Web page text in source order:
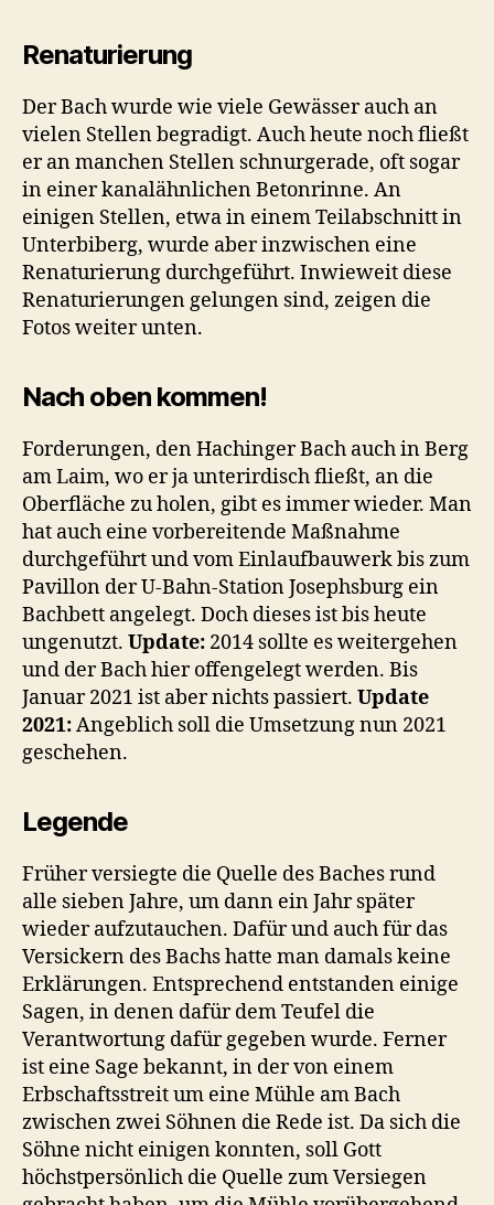
Renaturierung
Der Bach wurde wie viele Gewässer auch an
vielen Stellen begradigt. Auch heute noch fließt
er an manchen Stellen schnurgerade, oft sogar
in einer kanalähnlichen Betonrinne. An
einigen Stellen, etwa in einem Teilabschnitt in
Unterbiberg, wurde aber inzwischen eine
Renaturierung durchgeführt. Inwieweit diese
Renaturierungen gelungen sind, zeigen die
Fotos weiter unten.
Nach oben kommen!
Forderungen, den Hachinger Bach auch in Berg
am Laim, wo er ja unterirdisch fließt, an die
Oberfläche zu holen, gibt es immer wieder. Man
hat auch eine vorbereitende Maßnahme
durchgeführt und vom Einlaufbauwerk bis zum
Pavillon der U-Bahn-Station Josephsburg ein
Bachbett angelegt. Doch dieses ist bis heute
ungenutzt. Update: 2014 sollte es weitergehen
und der Bach hier offengelegt werden. Bis
Januar 2021 ist aber nichts passiert. Update
2021:Angeblich soll die Umsetzung nun 2021
geschehen.
Legende
Früher versiegte die Quelle des Baches rund
alle sieben Jahre, um dann ein Jahr später
wieder aufzutauchen. Dafür und auch für das
Versickern des Bachs hatte man damals keine
Erklärungen. Entsprechend entstanden einige
Sagen, in denen dafür dem Teufel die
Verantwortung dafür gegeben wurde. Ferner
ist eine Sage bekannt, in der von einem
Erbschaftsstreit um eine Mühle am Bach
zwischen zwei Söhnen die Rede ist. Da sich die
Söhne nicht einigen konnten, soll Gott
höchstpersönlich die Quelle zum Versiegen